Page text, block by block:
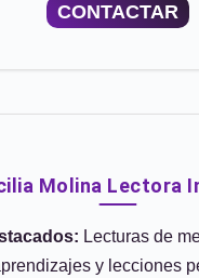
CONTACTAR
Molina Lectora
Lecturas de
y lecciones